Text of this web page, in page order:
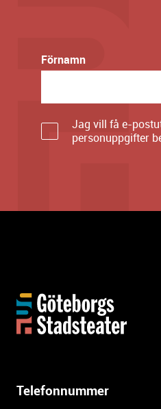
Förnamn
Jag vill få e-
personuppgifter
Telefonnummer